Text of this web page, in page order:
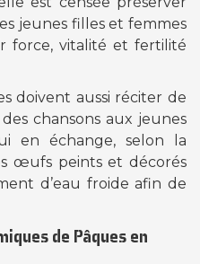
jeunes filles et femmes
force, vitalité et fertilité
doivent aussi réciter de
chansons aux jeunes
en échange, selon la
œufs peints et décorés
d’eau froide afin de
de Pâques en